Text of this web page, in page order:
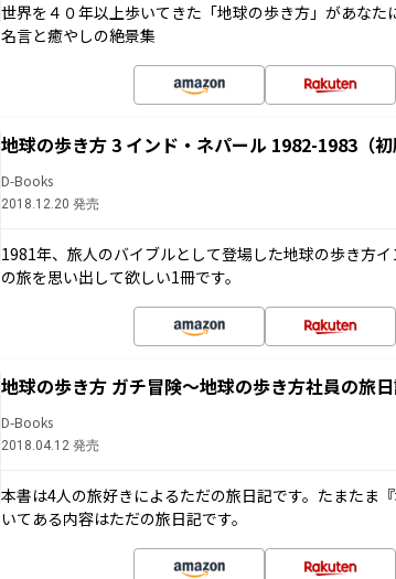
世界を４０年以上歩いてきた「地球の歩き方」があな
名言と癒やしの絶景集
地球の歩き方 3 インド・ネパール 1982-1983（初
D-Books
2018.12.20 発売
1981年、旅人のバイブルとして登場した地球の歩き方
の旅を思い出して欲しい1冊です。
地球の歩き方 ガチ冒険～地球の歩き方社員の旅
D-Books
2018.04.12 発売
本書は4人の旅好きによるただの旅日記です。たまたま
いてある内容はただの旅日記です。